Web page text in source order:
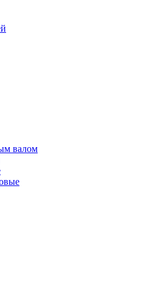
валом